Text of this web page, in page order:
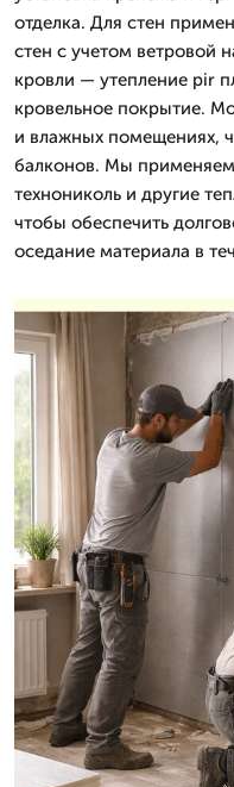
отделка. Для стен
стен с учетом ветровой
кровли — утепление pir
кровельное покрытие.
и влажных помещениях,
балконов. Мы
технониколь и другие
чтобы обеспечить
оседание материала в